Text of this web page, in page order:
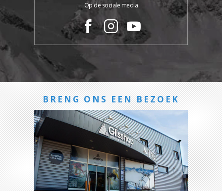
Op de sociale media
BRENG ONS EEN BEZOEK